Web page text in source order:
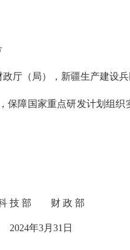
厅（局），新疆生产建设
障国家重点研发计划组织
政 部
日